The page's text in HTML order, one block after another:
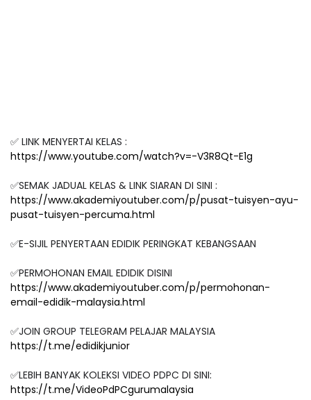
✅ LINK MENYERTAI KELAS :
https://www.youtube.com/watch?v=-V3R8Qt-E1g
✅SEMAK JADUAL KELAS & LINK SIARAN DI SINI :
https://www.akademiyoutuber.com/p/pusat-tuisyen-ayu-
pusat-tuisyen-percuma.html
✅E-SIJIL PENYERTAAN EDIDIK PERINGKAT KEBANGSAAN
✅PERMOHONAN EMAIL EDIDIK DISINI
https://www.akademiyoutuber.com/p/permohonan-
email-edidik-malaysia.html
✅JOIN GROUP TELEGRAM PELAJAR MALAYSIA
https://t.me/edidikjunior
✅LEBIH BANYAK KOLEKSI VIDEO PDPC DI SINI:
https://t.me/VideoPdPCgurumalaysia